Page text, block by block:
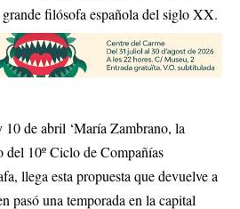
filósofa española del siglo XX.
10 de abril ‘María Zambrano, la
del 10º Ciclo de Compañías
llega esta propuesta que devuelve a
pasó una temporada en la capital